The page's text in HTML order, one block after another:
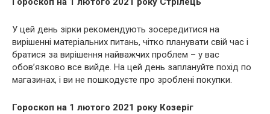
У цей день зірки рекомендують зосередитися на
вирішенні матеріальних питань, чітко планувати свій час і
братися за вирішення найважчих проблем – у вас
обов’язково все вийде. На цей день заплануйте похід по
магазинах, і ви не пошкодуєте про зроблені покупки.
Гороскоп на 1 лютого 2021 року Козеріг